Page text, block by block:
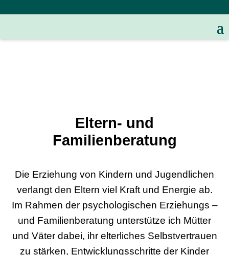
Eltern- und
Familienberatung
Die Erziehung von Kindern und Jugendlichen
verlangt den Eltern viel Kraft und Energie ab.
Im Rahmen der psychologischen Erziehungs –
und Familienberatung unterstütze ich Mütter
und Väter dabei, ihr elterliches Selbstvertrauen
zu stärken, Entwicklungsschritte der Kinder